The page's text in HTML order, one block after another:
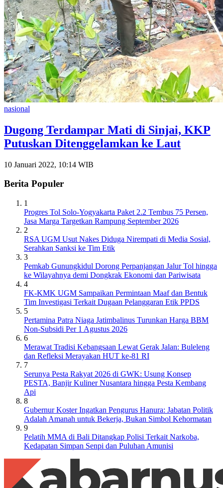
nasional
Dugong Terdampar Mati di Sinjai, KKP
Putuskan Ditenggelamkan ke Laut
10 Januari 2022, 10:14 WIB
Berita Populer
1
Progres Tol Solo-Yogyakarta Paket 2.2 Tembus 75 Persen,
Jasa Marga Targetkan Rampung September 2026
2
RSA UGM Usut Nakes Diduga Nirempati di Media Sosial,
Serahkan Sanksi ke Tim Etik
3
Pemkab Gunungkidul Dorong Perpanjangan Jalur Tol hingga
ke Wilayahnya demi Dongkrak Ekonomi dan Pariwisata
4
FK-KMK UGM Sampaikan Permintaan Maaf dan Bentuk
Tim Investigasi Terkait Dugaan Pelanggaran Etik PPDS
5
Pertamina Patra Niaga Jatimbalinus Turunkan Harga BBM
Non-Subsidi Per 1 Agustus 2026
6
Merawat Tradisi Kebangsaan Lewat Gerak Jalan: Buleleng
dan Refleksi Merayakan HUT ke-81 RI
7
Serunya Pesta Rakyat 2026 di GWK: Usung Konsep
PESTA, Banjir Kuliner Nusantara hingga Pesta Kembang
Api
8
Gubernur Koster Ingatkan Pengurus Hanura: Jabatan Politik
Adalah Amanah untuk Bekerja, Bukan Simbol Kehormatan
9
Pelatih MMA di Bali Ditangkap Polisi Terkait Narkoba,
Kedapatan Simpan Senpi dan Puluhan Amunisi